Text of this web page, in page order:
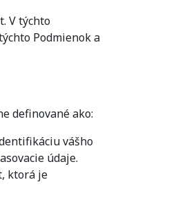
V týchto
Podmienok a
definované ako:
vášho
údaje.
ktorá je